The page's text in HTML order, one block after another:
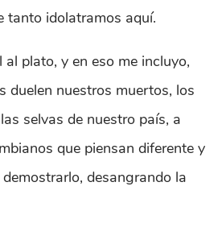
tanto idolatramos aquí.
plato, y en eso me incluyo,
duelen nuestros muertos, los
selvas de nuestro país, a
que piensan diferente y
desangrando la